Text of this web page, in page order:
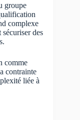
groupe
complexe
des
comme
contrainte
liée à